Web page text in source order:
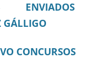
ENVIADOS
GÁLLIGO
CONCURSOS